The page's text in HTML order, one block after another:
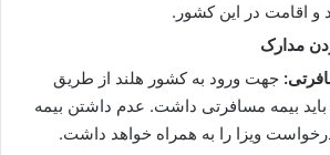
و اقامت در این کشور.
مدارک
جهت ورود به کشور هلند از طریق
باید بیمه مسافرتی داشت. عدم داشتن بیمه
ویزا را به همراه خواهد داشت.